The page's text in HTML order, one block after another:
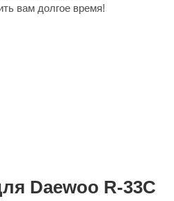
вам долгое время!
Daewoo R-33C